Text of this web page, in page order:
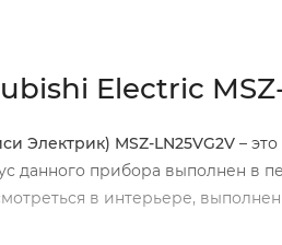
Electric
Электрик) MSZ-LN25VG2V –
данного прибора выполнен в
в интерьере,